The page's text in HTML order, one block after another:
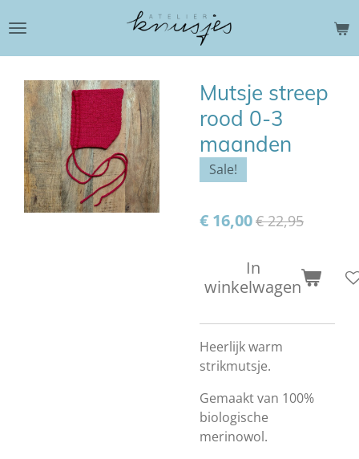
direct
naar
hoofdinhoud
Mutsje streep
rood 0-3
maanden
Sale!
€ 16,00€ 22,95
In
winkelwagen
Heerlijk warm
strikmutsje.
Gemaakt van 100%
biologische
merinowol.